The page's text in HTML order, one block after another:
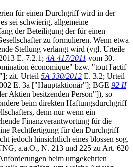
für einen Durchgriff wird in der
sei schwierig, allgemeine
der Beteiligung der für einen
zu formulieren. Wenn etwa
Stellung verlangt wird (vgl. Urteile
E. 7.2.1; 4A 417/2011 vom 30.
économique" bzw. "tout l'actif
zit. Urteil 5A 330/2012 E. 3.2; Urteil
E. 3a ["Hauptaktionär"]; BGE 92 II
Aktien besitzenden Person"]), so
beim direkten Haftungsdurchgriff
denn nur wenn ein
Finanzverantwortung für die
Rechtfertigung für den Durchgriff
jedoch hinsichtlich eines blossen sog.
a.a.O., N. 213 und 225 zu Art. 620
beim umgekehrten